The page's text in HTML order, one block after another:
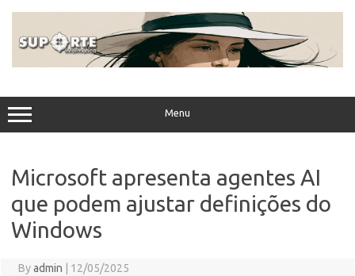
Menu
Microsoft apresenta agentes AI
que podem ajustar definições do
Windows
Byadmin 12/05/2025